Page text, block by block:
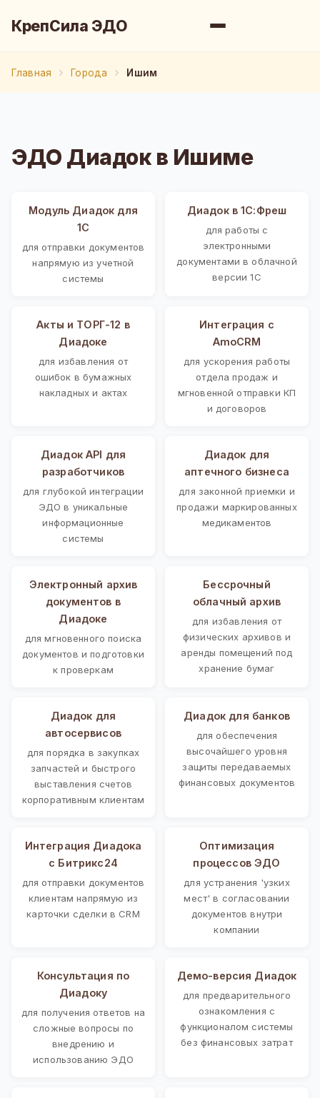
КрепСила ЭДО
Главная Города Ишим
ЭДО Диадок в Ишиме
Модуль Диадок для
1С
для отправки документов
напрямую из учетной
системы
Диадок в 1С:Фреш
для работы с
электронными
документами в облачной
версии 1С
Акты и ТОРГ-12 в
Диадоке
для избавления от
ошибок в бумажных
накладных и актах
Интеграция с
AmoCRM
для ускорения работы
отдела продаж и
мгновенной отправки КП
и договоров
Диадок API для
разработчиков
для глубокой интеграции
ЭДО в уникальные
информационные
системы
Диадок для
аптечного бизнеса
для законной приемки и
продажи маркированных
медикаментов
Электронный архив
документов в
Диадоке
для мгновенного поиска
документов и подготовки
к проверкам
Бессрочный
облачный архив
для избавления от
физических архивов и
аренды помещений под
хранение бумаг
Диадок для
автосервисов
для порядка в закупках
запчастей и быстрого
выставления счетов
корпоративным клиентам
Диадок для банков
для обеспечения
высочайшего уровня
защиты передаваемых
финансовых документов
Интеграция Диадока
с Битрикс24
для отправки документов
клиентам напрямую из
карточки сделки в CRM
Оптимизация
процессов ЭДО
для устранения 'узких
мест' в согласовании
документов внутри
компании
Консультация по
Диадоку
для получения ответов на
сложные вопросы по
внедрению и
использованию ЭДО
Демо-версия Диадок
для предварительного
ознакомления с
функционалом системы
без финансовых затрат